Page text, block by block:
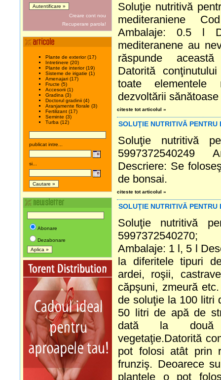
Creare cont nou
Recuperare parola!
Plante de exterior (17)
Intretinere (20)
Plante de interior (19)
Sisteme de irigatie (1)
Amenajari (17)
Fructe (5)
Accesorii (1)
Gradina (3)
Doctorul gradinii (4)
Aranjamente florale (3)
Fertilizant (17)
Seminte (3)
Turba (12)
publicat intre...
si...
Abonare
Dezabonare
Soluţie nutritivă
mediteraniene
Ambalaje: 0.5 l
mediteranene au
răspunde
Datorită
toate elementele
dezvoltării sănătoase
citeste tot articolul »
SOLUŢIE NUTRITIVĂ
Soluţie nutritivă
Descriere: Se
de bonsai.
citeste tot articolul »
SOLUŢIE NUTRITIVĂ
Soluţie nutritivă
5997372540270;
Ambalaje: 1 l, 5 l
la diferitele tipuri
ardei, roşii,
căpşuni, zmeură
de soluţie la 100 litri
50 litri de apă de
dată la două
vegetaţie.Datorită
pot folosi atât prin
frunziş. Deoarece
plantele o pot